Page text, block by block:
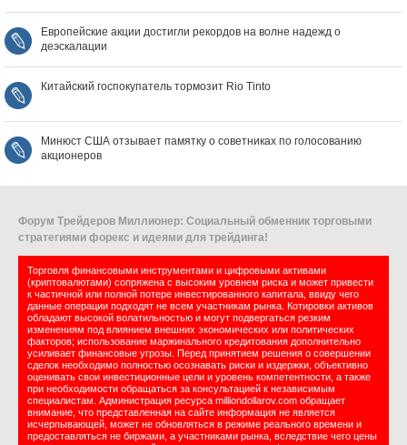
Европейские акции достигли рекордов на волне надежд о
деэскалации
Китайский госпокупатель тормозит Rio Tinto
Минюст США отзывает памятку о советниках по голосованию
акционеров
Форум Трейдеров Миллионер: Социальный обменник торговыми
стратегиями форекс и идеями для трейдинга!
Торговля финансовыми инструментами и цифровыми активами
(криптовалютами) сопряжена с высоким уровнем риска и может привести
к частичной или полной потере инвестированного капитала, ввиду чего
данные операции подходят не всем участникам рынка. Котировки активов
обладают высокой волатильностью и могут подвергаться резким
изменениям под влиянием внешних экономических или политических
факторов; использование маржинального кредитования дополнительно
усиливает финансовые угрозы. Перед принятием решения о совершении
сделок необходимо полностью осознавать риски и издержки, объективно
оценивать свои инвестиционные цели и уровень компетентности, а также
при необходимости обращаться за консультацией к независимым
специалистам. Администрация ресурса milliondollarov.com обращает
внимание, что представленная на сайте информация не является
исчерпывающей, может не обновляться в режиме реального времени и
предоставляться не биржами, а участниками рынка, вследствие чего цены